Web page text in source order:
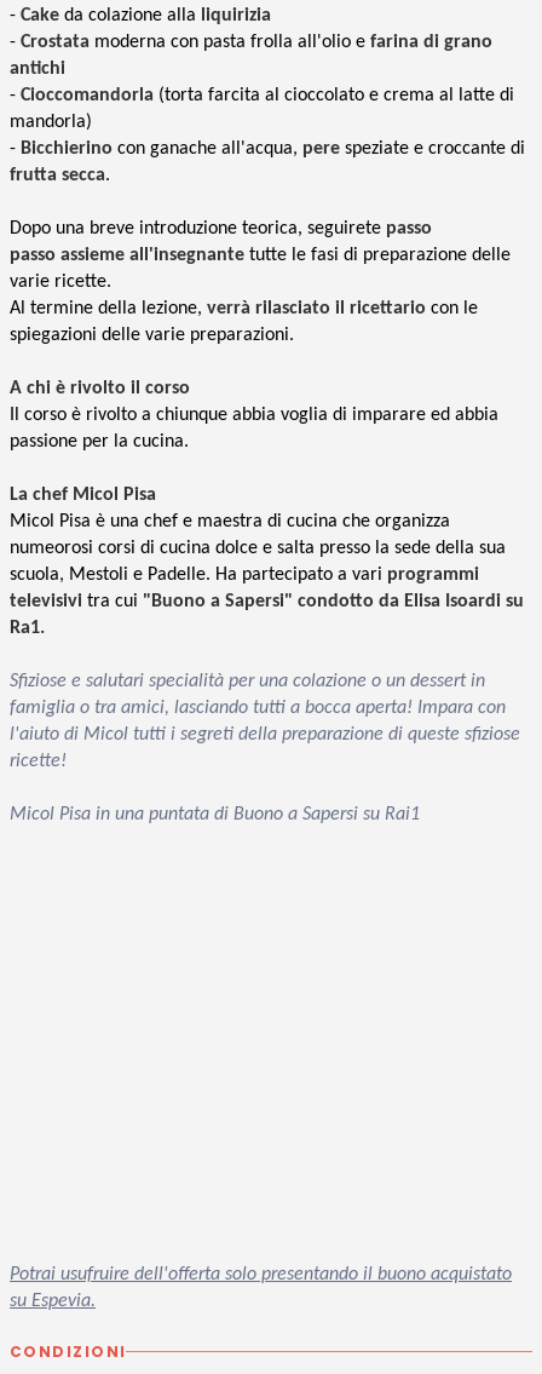
- Cake da colazione alla liquirizia
- Crostata moderna con pasta frolla all'olio e farina di grano
antichi
- Cioccomandorla (torta farcita al cioccolato e crema al latte di
mandorla)
- Bicchierino con ganache all'acqua, pere speziate e croccante di
frutta secca.
Dopo una breve introduzione teorica, seguirete passo
passo assieme all'insegnante tutte le fasi di preparazione delle
varie ricette.
Al termine della lezione, verrà rilasciato il ricettario con le
spiegazioni delle varie preparazioni.
A chi è rivolto il corso
Il corso è rivolto a chiunque abbia voglia di imparare ed abbia
passione per la cucina.
La chef Micol Pisa
Micol Pisa è una chef e maestra di cucina che organizza
numeorosi corsi di cucina dolce e salta presso la sede della sua
scuola, Mestoli e Padelle. Ha partecipato a vari programmi
televisivi tra cui "Buono a Sapersi" condotto da Elisa Isoardi su
Ra1.
Sfiziose e salutari specialità per una colazione o un dessert in
famiglia o tra amici, lasciando tutti a bocca aperta! Impara con
l'aiuto di Micol tutti i segreti della preparazione di queste sfiziose
ricette!
Micol Pisa in una puntata di Buono a Sapersi su Rai1
Potrai usufruire dell'offerta solo presentando il buono acquistato
su Espevia.
CONDIZIONI